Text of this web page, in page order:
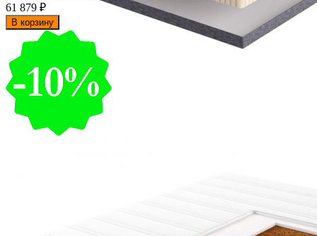
61 879 ₽
В корзину